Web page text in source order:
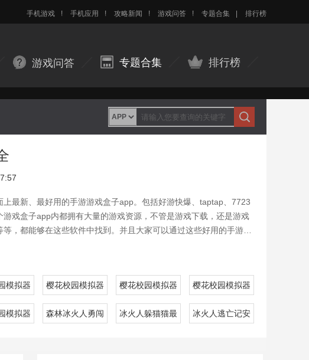
手机游戏 ! 手机应用 ! 攻略新闻 ! 游戏问答 ! 专题合集 排行榜
游戏问答 专题合集 排行榜
最新、最好用的手游游戏盒子app。包括好游快爆、taptap、7723
戏盒子app内都拥有大量的游戏资源，不管是游戏下载，还是游戏
，都能够在这些软件中找到。并且大家可以通过这些好用的手游盒
官方版
模拟器内测版樱花校园模拟器九游正版樱花校园模拟器联机正版樱花校园模拟器国际版
模拟器无限金币版森林冰火人勇闯森林神庙手机版
冰火人躲猫猫最新版冰火人逃亡记安卓版